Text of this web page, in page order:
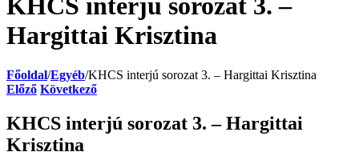
KHCS interjú sorozat 3. –
Hargittai Krisztina
Főoldal/Egyéb/KHCS interjú sorozat 3. – Hargittai Krisztina
Előző Következő
KHCS interjú sorozat 3. – Hargittai
Krisztina